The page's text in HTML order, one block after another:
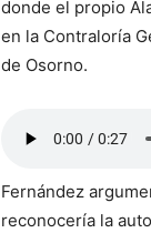
donde el propio
en la Contraloría
de Osorno.
Fernández
reconocería la